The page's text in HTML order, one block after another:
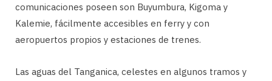
comunicaciones poseen son Buyumbura, Kigoma y
Kalemie, fácilmente accesibles en ferry y con
aeropuertos propios y estaciones de trenes.
Las aguas del Tanganica, celestes en algunos tramos y